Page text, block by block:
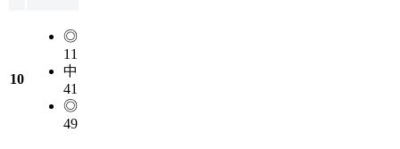
10
◎
11
中
41
◎
49